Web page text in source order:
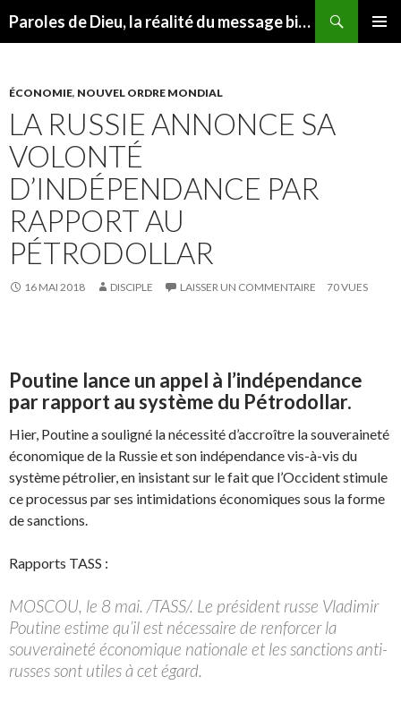
Paroles de Dieu, la réalité du message biblique
ÉCONOMIE, NOUVEL ORDRE MONDIAL
LA RUSSIE ANNONCE SA
VOLONTÉ
D’INDÉPENDANCE PAR
RAPPORT AU
PÉTRODOLLAR
16 MAI 2018 DISCIPLE LAISSER UN COMMENTAIRE 70 VUES
Poutine lance un appel à l’indépendance
par rapport au système du Pétrodollar.
Hier, Poutine a souligné la nécessité d’accroître la souveraineté
économique de la Russie et son indépendance vis-à-vis du
système pétrolier, en insistant sur le fait que l’Occident stimule
ce processus par ses intimidations économiques sous la forme
de sanctions.
Rapports TASS :
MOSCOU, le 8 mai. /TASS/. Le président russe Vladimir
Poutine estime qu’il est nécessaire de renforcer la
souveraineté économique nationale et les sanctions anti-
russes sont utiles à cet égard.